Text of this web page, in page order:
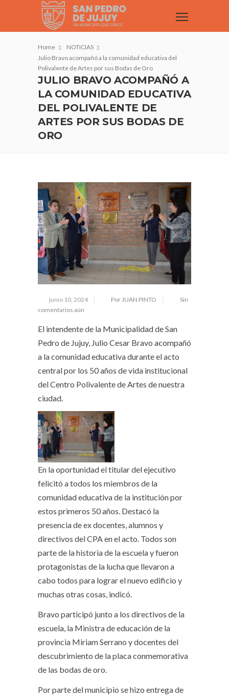
Home
NOTICIAS
Julio Bravo acompañó a la comunidad educativa del
Polivalente de Artes por sus Bodas de Oro
JULIO BRAVO ACOMPAÑÓ A
LA COMUNIDAD EDUCATIVA
DEL POLIVALENTE DE
ARTES POR SUS BODAS DE
ORO
junio 10, 2024 Por JUAN PINTO
Sin
comentarios aún
El intendente de la Municipalidad de San
Pedro de Jujuy, Julio Cesar Bravo acompañó
a la comunidad educativa durante el acto
central por los 50 años de vida institucional
del Centro Polivalente de Artes de nuestra
ciudad.
En la oportunidad el titular del ejecutivo
felicitó a todos los miembros de la
comunidad educativa de la institución por
estos primeros 50 años. Destacó la
presencia de ex docentes, alumnos y
directivos del CPA en el acto. Todos son
parte de la historia de la escuela y fueron
protagonistas de la lucha que llevaron a
cabo todos para lograr el nuevo edificio y
muchas otras cosas, indicó.
Bravo participó junto a los directivos de la
escuela, la Ministra de educación de la
provincia Miriam Serrano y docentes del
descubrimiento de la placa conmemorativa
de las bodas de oro.
Por parte del municipio se hizo entrega de